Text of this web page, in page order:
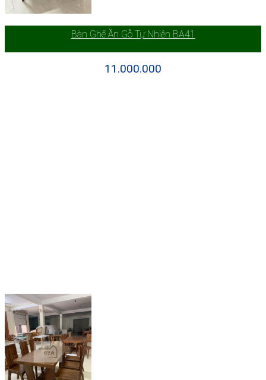
Bàn Ghế Ăn Gỗ Tự Nhiên BA41
11.000.000